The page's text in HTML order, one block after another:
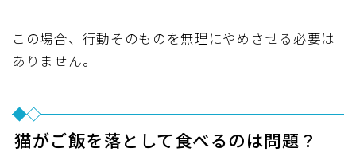
この場合、行動そのものを無理にやめさせる必要は
ありません。
猫がご飯を落として食べるのは問題？